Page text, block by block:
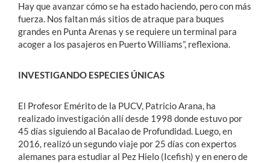
Hay que avanzar cómo se ha estado haciendo, pero con más
fuerza. Nos faltan más sitios de atraque para buques
grandes en Punta Arenas y se requiere un terminal para
acoger a los pasajeros en Puerto Williams”, reflexiona.
INVESTIGANDO ESPECIES ÚNICAS
El Profesor Emérito de la PUCV, Patricio Arana, ha
realizado investigación allí desde 1998 donde estuvo por
45 días siguiendo al Bacalao de Profundidad. Luego, en
2016, realizó un segundo viaje por 25 días con expertos
alemanes para estudiar al Pez Hielo (Icefish) y en enero de